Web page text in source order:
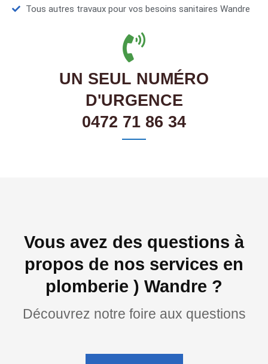
Tous autres travaux pour vos besoins sanitaires Wandre
UN SEUL NUMÉRO
D'URGENCE
0472 71 86 34
Vous avez des questions à
propos de nos services en
plomberie ) Wandre ?
Découvrez notre foire aux questions